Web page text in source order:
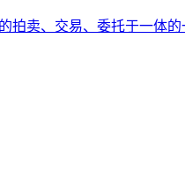
卖、交易、委托于一体的